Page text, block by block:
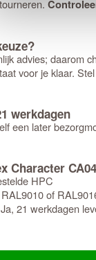
advies; daarom
voor je klaar.
werkdagen
een later
Character
HPC
of
21 werkdagen